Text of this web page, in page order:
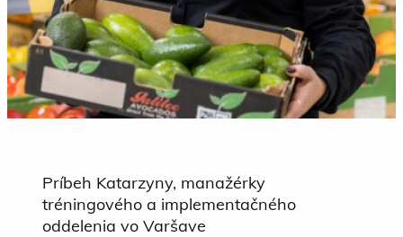
Príbeh Katarzyny, manažérky
tréningového a implementačného
oddelenia vo Varšave